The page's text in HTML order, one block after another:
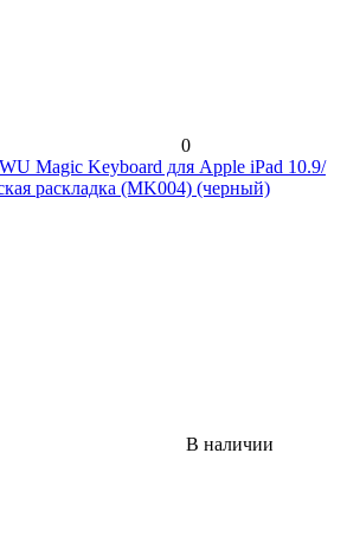
0
Magic Keyboard для Apple iPad 10.9/
раскладка (MK004) (черный)
В наличии